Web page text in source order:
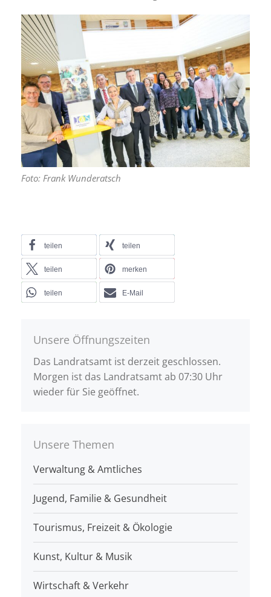
Foto: Frank Wunderatsch
teilen teilen
teilen merken
teilen E-Mail
Unsere Öffnungszeiten
Das Landratsamt ist derzeit geschlossen.
Morgen ist das Landratsamt ab 07:30 Uhr
wieder für Sie geöffnet.
Unsere Themen
Verwaltung & Amtliches
Jugend, Familie & Gesundheit
Tourismus, Freizeit & Ökologie
Kunst, Kultur & Musik
Wirtschaft & Verkehr